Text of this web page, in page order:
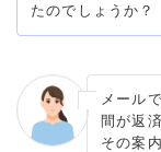
たのでしょうか？
メール
間が返
その案